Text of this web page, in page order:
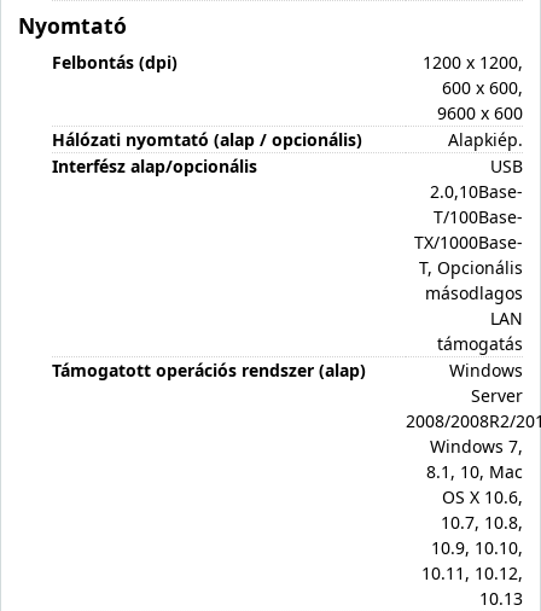
Nyomtató
Felbontás (dpi)
1200 x 1200,
600 x 600,
9600 x 600
Hálózati nyomtató (alap / opcionális)
Alapkiép.
Interfész alap/opcionális
USB
2.0,10Base-
T/100Base-
TX/1000Base-
T, Opcionális
másodlagos
LAN
támogatás
Támogatott operációs rendszer (alap)
Windows
Server
2008/2008R2/
Windows 7,
8.1, 10, Mac
OS X 10.6,
10.7, 10.8,
10.9, 10.10,
10.11, 10.12,
10.13